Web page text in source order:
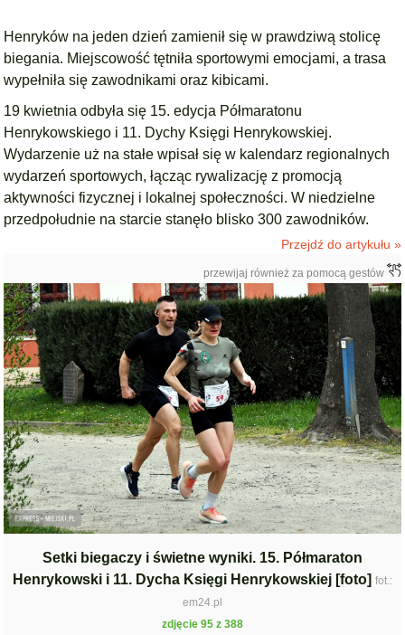
Henryków na jeden dzień zamienił się w prawdziwą stolicę
biegania. Miejscowość tętniła sportowymi emocjami, a trasa
wypełniła się zawodnikami oraz kibicami.
19 kwietnia odbyła się 15. edycja Półmaratonu
Henrykowskiego i 11. Dychy Księgi Henrykowskiej.
Wydarzenie uż na stałe wpisał się w kalendarz regionalnych
wydarzeń sportowych, łącząc rywalizację z promocją
aktywności fizycznej i lokalnej społeczności. W niedzielne
przedpołudnie na starcie stanęło blisko 300 zawodników.
Przejdź do artykułu »
przewijaj również za pomocą gestów
Setki biegaczy i świetne wyniki. 15. Półmaraton
Henrykowski i 11. Dycha Księgi Henrykowskiej [foto] fot.:
em24.pl
zdjęcie 95 z 388